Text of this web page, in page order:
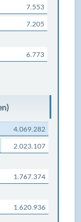
7.553
7.205
6.773
4.069.282
2.023.107
1.767.374
1.620.936